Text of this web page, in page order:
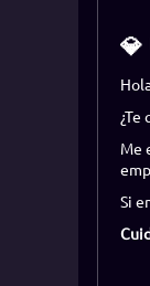
💎
¿Te
Me
Si